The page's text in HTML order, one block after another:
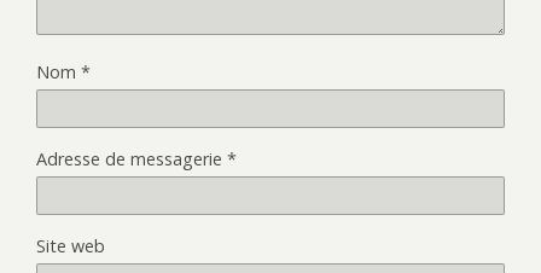
Nom *
Adresse de messagerie *
Site web